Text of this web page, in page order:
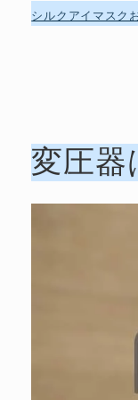
シルクアイマスク
変圧器